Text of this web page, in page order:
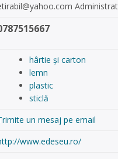
hârtie și carton
lemn
plastic
sticlă
un mesaj pe email
www.edeseu.ro/